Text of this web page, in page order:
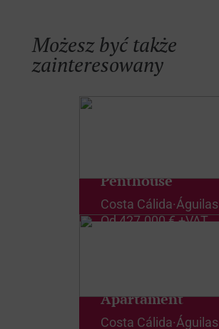
Możesz być także
zainteresowany
Penthouse
Costa Cálida·Águilas
Od427.000 € +VAT
Apartament
Costa Cálida·Águilas